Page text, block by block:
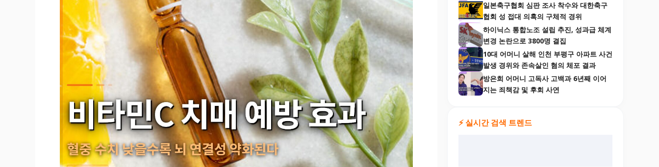
일본축구협회 심판 조사 착수와 대한축구
협회 성 접대 의혹의 구체적 경위
하이닉스 통합노조 설립 추진, 성과급 체계
변경 논란으로 3800명 결집
10대 어머니 살해 인천 부평구 아파트 사건
발생 경위와 존속살인 혐의 체포 결과
방은희 어머니 고독사 고백과 6년째 이어
지는 죄책감 및 후회 사연
⚡ 실시간 검색 트렌드